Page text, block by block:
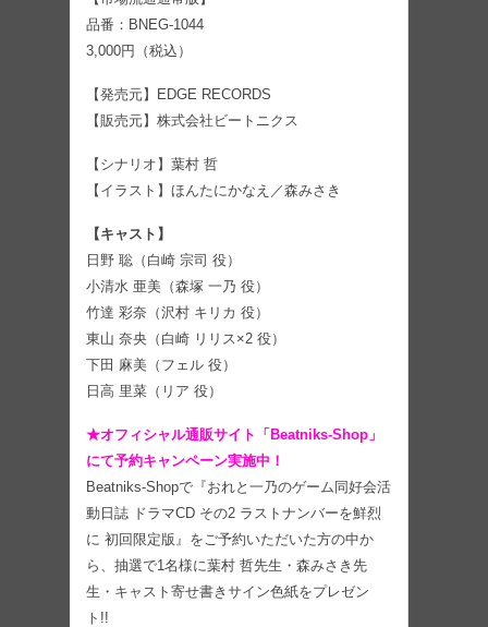
品番：BNEG-1044
3,000円（税込）
【発売元】EDGE RECORDS
【販売元】株式会社ビートニクス
【シナリオ】葉村 哲
【イラスト】ほんたにかなえ／森みさき
【キャスト】
日野 聡（白崎 宗司 役）
小清水 亜美（森塚 一乃 役）
竹達 彩奈（沢村 キリカ 役）
東山 奈央（白崎 リリス×2 役）
下田 麻美（フェル 役）
日高 里菜（リア 役）
★オフィシャル通販サイト「Beatniks-Shop」
にて予約キャンペーン実施中！
Beatniks-Shopで『おれと一乃のゲーム同好会活
動日誌 ドラマCD その2 ラストナンバーを鮮烈
に 初回限定版』をご予約いただいた方の中か
ら、抽選で1名様に葉村 哲先生・森みさき先
生・キャスト寄せ書きサイン色紙をプレゼン
ト!!